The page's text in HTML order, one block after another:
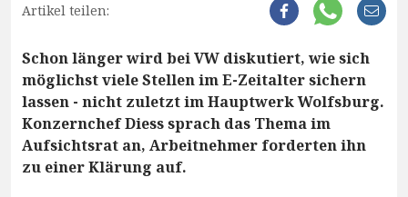
Artikel teilen:
Schon länger wird bei VW diskutiert, wie sich
möglichst viele Stellen im E-Zeitalter sichern
lassen - nicht zuletzt im Hauptwerk Wolfsburg.
Konzernchef Diess sprach das Thema im
Aufsichtsrat an, Arbeitnehmer forderten ihn
zu einer Klärung auf.